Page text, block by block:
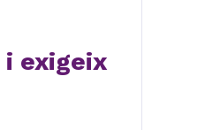
exigeix